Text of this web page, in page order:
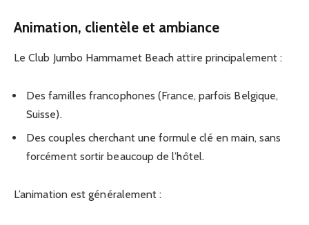
Animation, clientèle et ambiance
Le Club Jumbo Hammamet Beach attire principalement :
Des familles francophones (France, parfois Belgique,
Suisse).
Des couples cherchant une formule clé en main, sans
forcément sortir beaucoup de l’hôtel.
L’animation est généralement :